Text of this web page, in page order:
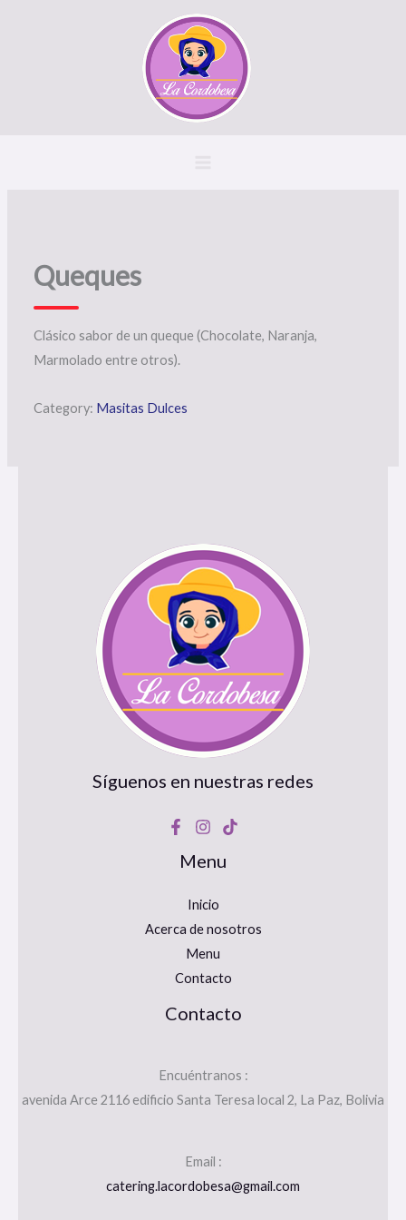
Queques
Clásico sabor de un queque (Chocolate, Naranja,
Marmolado entre otros).
Category: Masitas Dulces
Síguenos en nuestras redes
Menu
Inicio
Acerca de nosotros
Menu
Contacto
Contacto
Encuéntranos :
avenida Arce 2116 edificio Santa Teresa local 2, La Paz, Bolivia
Email :
catering.lacordobesa@gmail.com